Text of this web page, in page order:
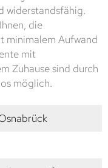
widerstandsfähig.
die
minimalem Aufwand
mit
Zuhause sind durch
möglich.